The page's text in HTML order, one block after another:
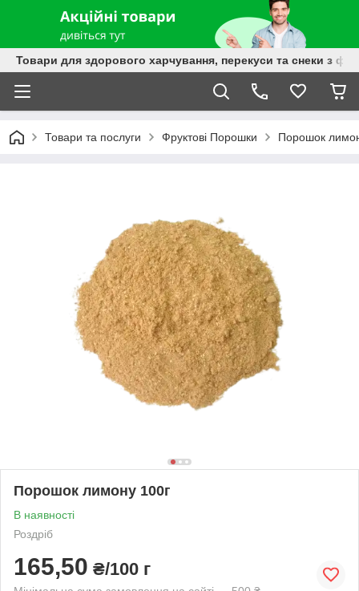
Товари для здорового харчування, перекуси та снеки з
Товари та послуги Фруктові Порошки Порошок
Порошок лимону 100г
В наявності
Роздріб
165,50 ₴/100 г